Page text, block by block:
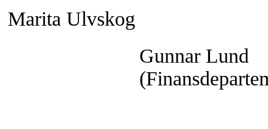
Marita Ulvskog
Gunnar Lund